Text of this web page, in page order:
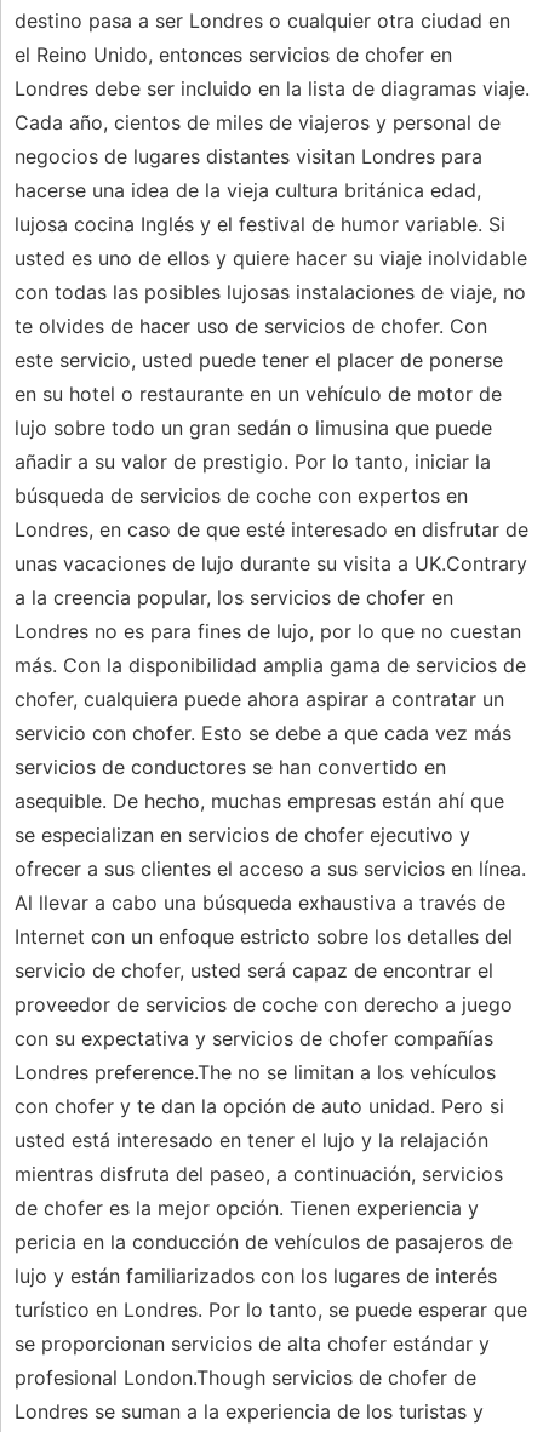
destino pasa a ser Londres o cualquier otra ciudad en
el Reino Unido, entonces servicios de chofer en
Londres debe ser incluido en la lista de diagramas viaje.
Cada año, cientos de miles de viajeros y personal de
negocios de lugares distantes visitan Londres para
hacerse una idea de la vieja cultura británica edad,
lujosa cocina Inglés y el festival de humor variable. Si
usted es uno de ellos y quiere hacer su viaje inolvidable
con todas las posibles lujosas instalaciones de viaje, no
te olvides de hacer uso de servicios de chofer. Con
este servicio, usted puede tener el placer de ponerse
en su hotel o restaurante en un vehículo de motor de
lujo sobre todo un gran sedán o limusina que puede
añadir a su valor de prestigio. Por lo tanto, iniciar la
búsqueda de servicios de coche con expertos en
Londres, en caso de que esté interesado en disfrutar de
unas vacaciones de lujo durante su visita a UK.Contrary
a la creencia popular, los servicios de chofer en
Londres no es para fines de lujo, por lo que no cuestan
más. Con la disponibilidad amplia gama de servicios de
chofer, cualquiera puede ahora aspirar a contratar un
servicio con chofer. Esto se debe a que cada vez más
servicios de conductores se han convertido en
asequible. De hecho, muchas empresas están ahí que
se especializan en servicios de chofer ejecutivo y
ofrecer a sus clientes el acceso a sus servicios en línea.
Al llevar a cabo una búsqueda exhaustiva a través de
Internet con un enfoque estricto sobre los detalles del
servicio de chofer, usted será capaz de encontrar el
proveedor de servicios de coche con derecho a juego
con su expectativa y servicios de chofer compañías
Londres preference.The no se limitan a los vehículos
con chofer y te dan la opción de auto unidad. Pero si
usted está interesado en tener el lujo y la relajación
mientras disfruta del paseo, a continuación, servicios
de chofer es la mejor opción. Tienen experiencia y
pericia en la conducción de vehículos de pasajeros de
lujo y están familiarizados con los lugares de interés
turístico en Londres. Por lo tanto, se puede esperar que
se proporcionan servicios de alta chofer estándar y
profesional London.Though servicios de chofer de
Londres se suman a la experiencia de los turistas y